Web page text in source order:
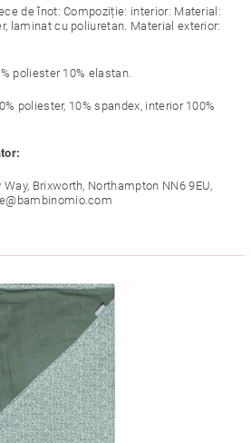
de înot: Compoziție: interior: Material:
laminat cu poliuretan. Material exterior:
poliester 10% elastan.
poliester, 10% spandex, interior 100%
Brixworth, Northampton NN6 9EU,